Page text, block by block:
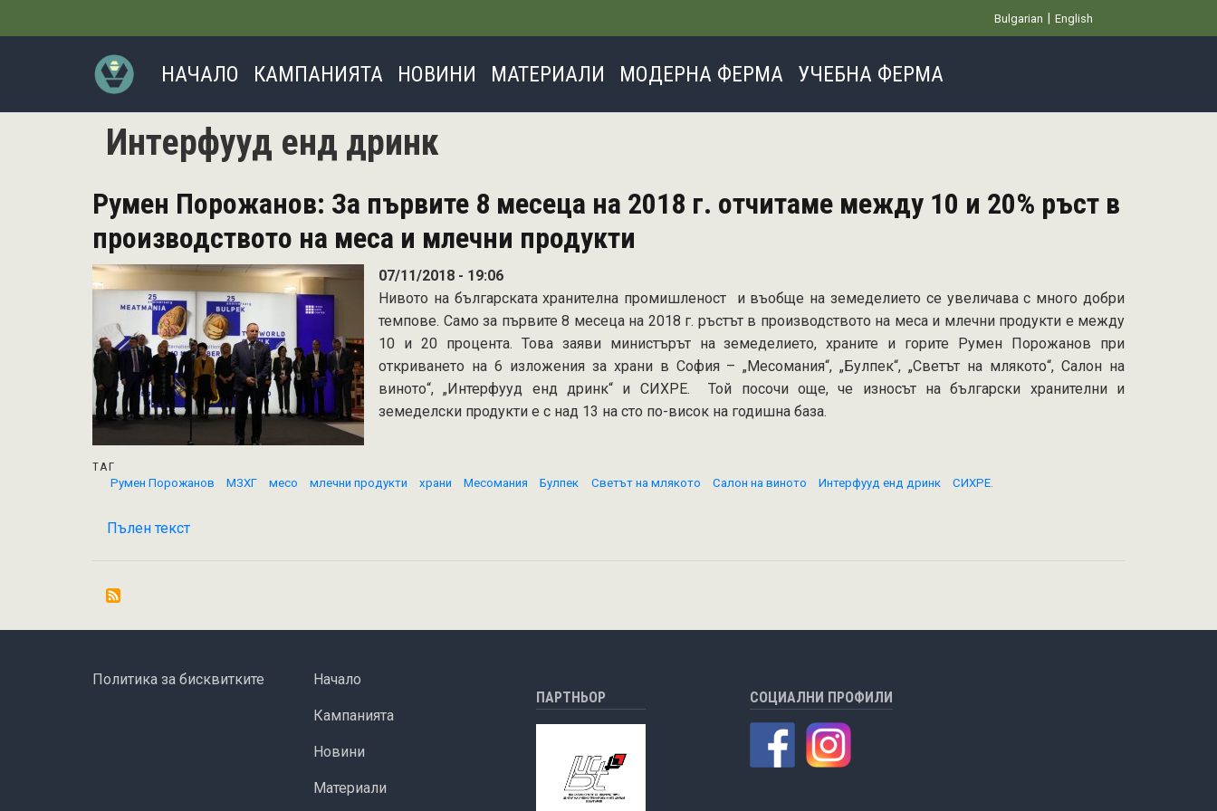
към
съдържание
Bulgarian English
Основна навигация
НАЧАЛО КАМПАНИЯТА НОВИНИ МАТЕРИАЛИ МОДЕРНА ФЕРМА УЧЕБНА ФЕРМА
Интерфууд енд дринк
Румен Порожанов: За първите 8 месеца на 2018 г. отчитаме между 10 и 20% ръст в
производството на меса и млечни продукти
07/11/2018 - 19:06
Нивото на българската хранителна промишленост и въобще на земеделието се увеличава с много добри
темпове. Само за първите 8 месеца на 2018 г. ръстът в производството на меса и млечни продукти е между
10 и 20 процента. Това заяви министърът на земеделието, храните и горите Румен Порожанов при
откриването на 6 изложения за храни в София – „Месомания“, „Булпек“, „Светът на млякото“, Салон на
виното“, „Интерфууд енд дринк“ и СИХРЕ. Той посочи още, че износът на български хранителни и
земеделски продукти е с над 13 на сто по-висок на годишна база.
ТАГ
Румен Порожанов
МЗХГ месо млечни продукти храни Месомания Булпек Светът на млякото Салон на виното Интерфууд енд дринк СИХРЕ.
Пълен текст
на
FOOTER MENU
Политика за бисквитките
ОСНОВНА НАВИГАЦИЯ
Начало
Кампанията
Новини
Материали
ПАРТНЬОР СОЦИАЛНИ ПРОФИЛИ